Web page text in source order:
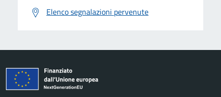
Elenco segnalazioni pervenute